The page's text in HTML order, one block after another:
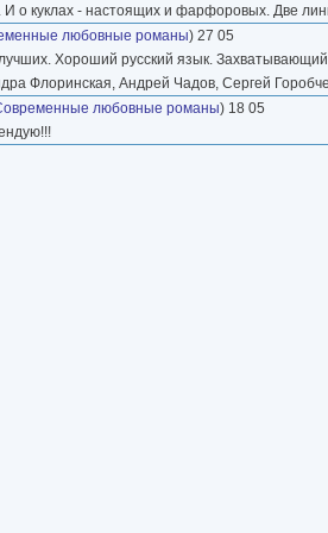
о куклах - настоящих и фарфоровых. Две
любовные романы) 27 05
Хороший русский язык.
Флоринская, Андрей Чадов, Сергей
любовные романы) 18 05